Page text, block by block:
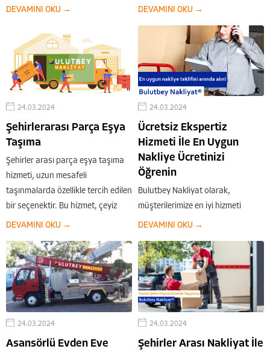
parça eşya taşıma, ofis
hizmetlerimizde, eşyalarınızı
güvence altına alıyoruz ve
herhangi bir zarar durumunda...
DEVAMINI OKU →
sorunsuz bir şekilde taşınması,
için kritiktir. Bulutbey Nakliyat...
DEVAMINI OKU →
24.03.2024
Şehirlerarası Parça Eşya
Taşıma
Şehirler arası parça eşya taşıma
hizmeti, uzun mesafeli
taşınmalarda özellikle tercih edilen
bir seçenektir. Bu hizmet, çeyiz
eşyalarınızı veya diğer parça
aracı kiralamadan ve tam yük
taşımadan taşımanıza olanak
tanır. Bulutbey...
DEVAMINI OKU →
24.03.2024
Ücretsiz Ekspertiz
Hizmeti İle En Uygun
Nakliye Ücretinizi
Öğrenin
Bulutbey Nakliyat olarak,
müşterilerimize en iyi hizmeti
sunmak ve taşınma sürecini
ekspertiz hizmeti sunuyoruz. Bu
hizmet sayesinde, müşterilerimiz
eşyalarını inceleyerek en uygun
taşıma fiyatını öğrenebilirler.
Bulutbey Nakliyat Ekibi İle En
Uygun Taşıma...
DEVAMINI OKU →
24.03.2024
Asansörlü Evden Eve
24.03.2024
Şehirler Arası Nakliyat İle